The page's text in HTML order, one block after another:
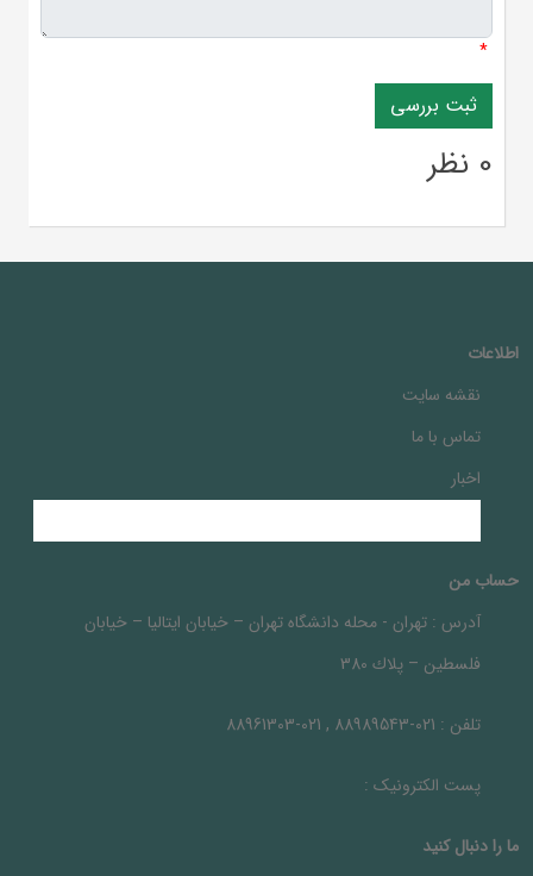
*
0 نظر
اطلاعات
نقشه سایت
تماس با ما
اخبار
حساب من
آدرس : تهران - محله دانشگاه تهران – خيابان ايتاليا – خيابان
فلسطين – پلاك 380
تلفن : 021-88989543 , 021-88961303
پست الکترونیک :
ما را دنبال کنيد